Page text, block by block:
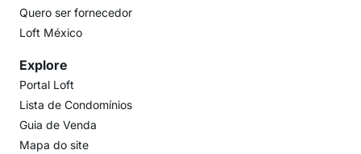
Quero ser fornecedor
Loft México
Explore
Portal Loft
Lista de Condomínios
Guia de Venda
Mapa do site